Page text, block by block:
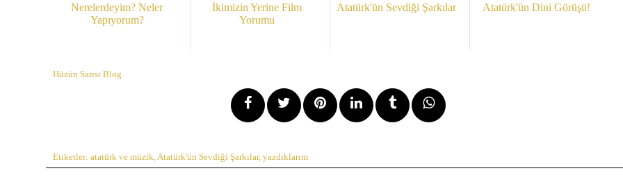
Nerelerdeyim? Neler
Yapıyorum?
İkimizin Yerine Film
Yorumu
Atatürk'ün Sevdiği Şarkılar Atatürk'ün Dini Görüşü!
Hüzün Sarısı Blog
Etiketler: atatürk ve müzik Atatürk'ün Sevdiği Şarkılar, yazdıklarım